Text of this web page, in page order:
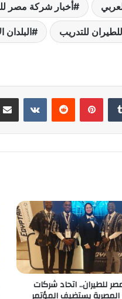
أخبار شركة مصر
للتدريب
بينتيريست
للطيران.. اتحاد شركات